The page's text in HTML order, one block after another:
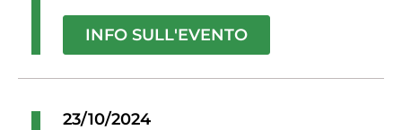
INFO SULL'EVENTO
23/10/2024